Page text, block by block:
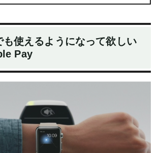
も使えるようになって欲しい
Pay